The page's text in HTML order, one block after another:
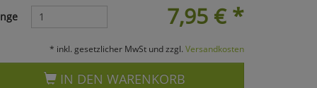
7,95 €*
* inkl. gesetzlicher MwSt und zzgl. Versandkosten
IN DEN WARENKORB